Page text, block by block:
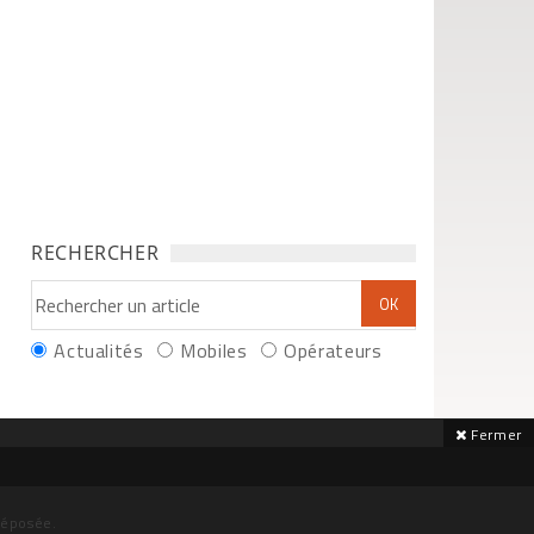
RECHERCHER
Actualités Mobiles Opérateurs
Fermer